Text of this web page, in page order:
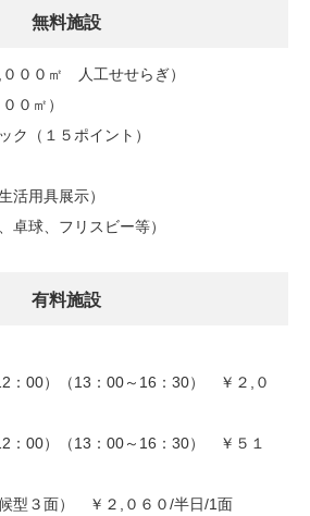
無料施設
００㎡ 人工せせらぎ）
０㎡）
ク（１５ポイント）
活用具展示）
卓球、フリスビー等）
有料施設
：00）（13：00～16：30） ￥２,０
：00）（13：00～16：30） ￥５１
型３面） ￥２,０６０/半日/1面